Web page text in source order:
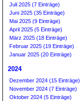
Juli 2025 (7 Einträge)
Juni 2025 (35 Einträge)
Mai 2025 (9 Einträge)
April 2025 (5 Einträge)
März 2025 (18 Einträge)
Februar 2025 (19 Einträge)
Januar 2025 (20 Einträge)
2024
Dezember 2024 (15 Einträge)
November 2024 (7 Einträge)
Oktober 2024 (5 Einträge)